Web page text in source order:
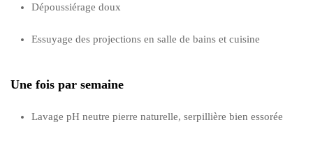
Dépoussiérage doux
Essuyage des projections en salle de bains et cuisine
Une fois par semaine
Lavage pH neutre pierre naturelle, serpillière bien essorée